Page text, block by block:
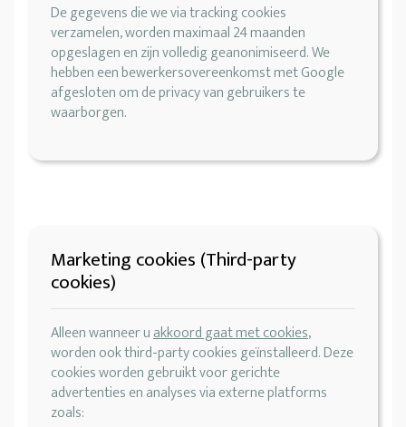
De gegevens die we via tracking cookies
verzamelen, worden maximaal 24 maanden
opgeslagen en zijn volledig geanonimiseerd. We
hebben een bewerkersovereenkomst met Google
afgesloten om de privacy van gebruikers te
waarborgen.
Marketing cookies (Third-party
cookies)
Alleen wanneer uakkoord gaat met cookies,
worden ook third-party cookies geïnstalleerd. Deze
cookies worden gebruikt voor gerichte
advertenties en analyses via externe platforms
zoals: